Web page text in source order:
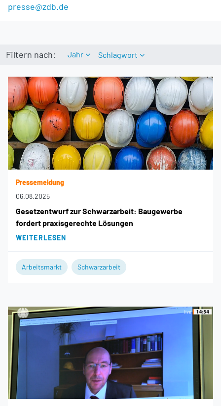
presse@zdb.de
Filtern nach: Jahr Schlagwort
Pressemeldung
06.08.2025
Gesetzentwurf zur Schwarzarbeit: Baugewerbe
fordert praxisgerechte Lösungen
WEITERLESEN
Arbeitsmarkt Schwarzarbeit